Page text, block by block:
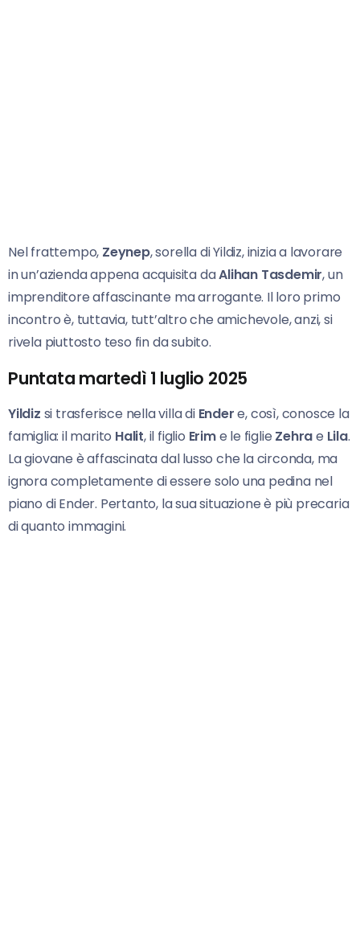
Nel frattempo, Zeynep, sorella di Yildiz, inizia a lavorare
in un’azienda appena acquisita daAlihan Tasdemir, un
imprenditore affascinante ma arrogante. Il loro primo
incontro è, tuttavia, tutt’altro che amichevole, anzi, si
rivela piuttosto teso fin da subito.
Puntata martedì 1 luglio 2025
Yildiz si trasferisce nella villa di Endere, così, conosce la
famiglia: il marito Halit, il figlio Erime le figlie Zehrae Lila.
La giovane è affascinata dal lusso che la circonda, ma
ignora completamente di essere solo una pedina nel
piano di Ender. Pertanto, la sua situazione è più precaria
di quanto immagini.